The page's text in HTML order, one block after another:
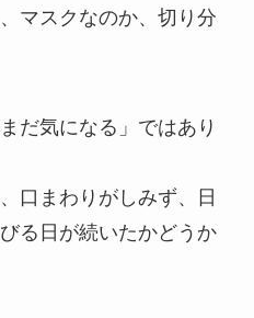
マスクなのか、切り分
だ気になる」ではあり
口まわりがしみず、日
る日が続いたかどうか